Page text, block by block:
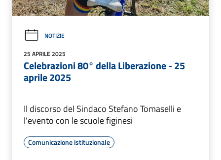
NOTIZIE
25 APRILE 2025
Celebrazioni 80° della Liberazione - 25
aprile 2025
Il discorso del Sindaco Stefano Tomaselli e
l'evento con le scuole figinesi
Comunicazione istituzionale